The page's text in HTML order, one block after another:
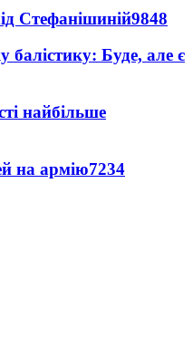
Стефанішиній9848
балістику: Буде, але є
найбільше
на армію7234